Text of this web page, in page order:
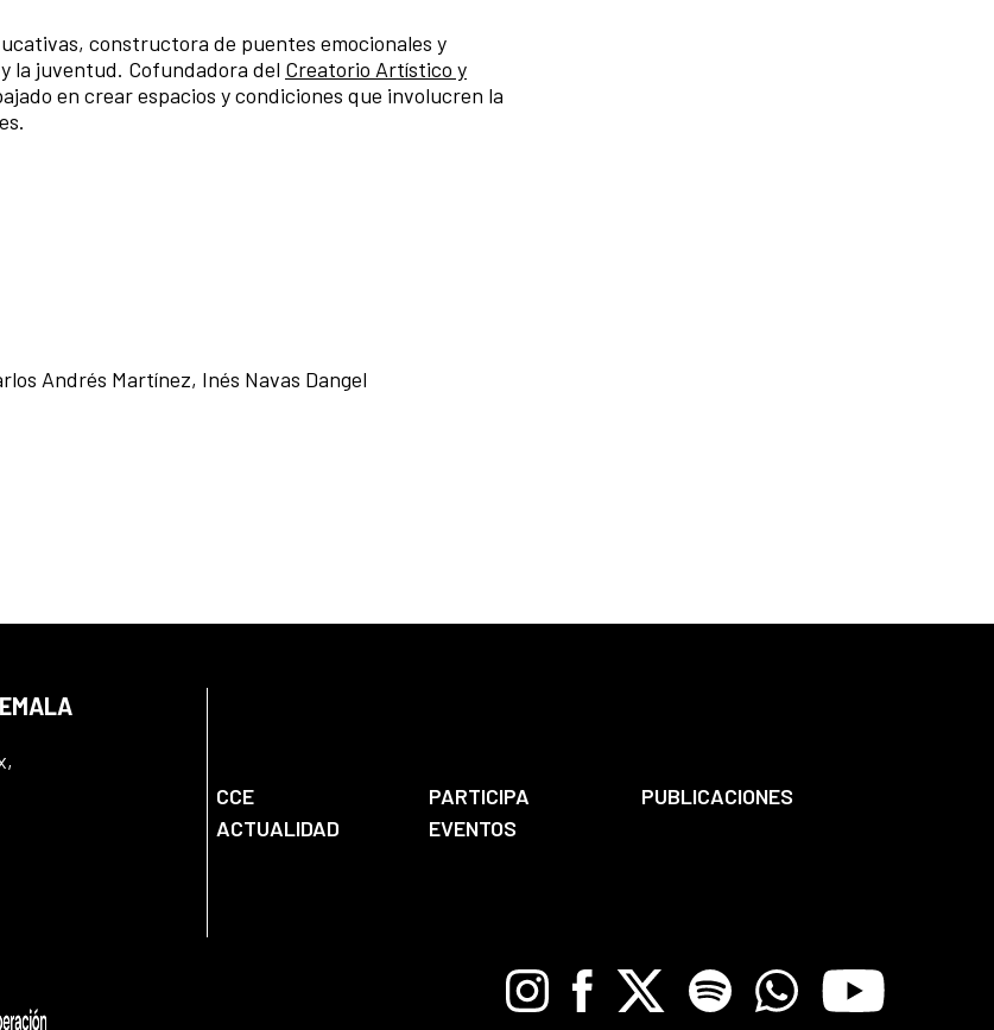
constructora de puentes emocionales y
la juventud. Cofundadora del Creatorio Artístico y
en crear espacios y condiciones que involucren la
Andrés Martínez, Inés Navas Dangel
CCE PARTICIPA
PUBLICACIONES
ACTUALIDAD
EVENTOS
InstagramFacebook
X Spotify WhatsappYoutube